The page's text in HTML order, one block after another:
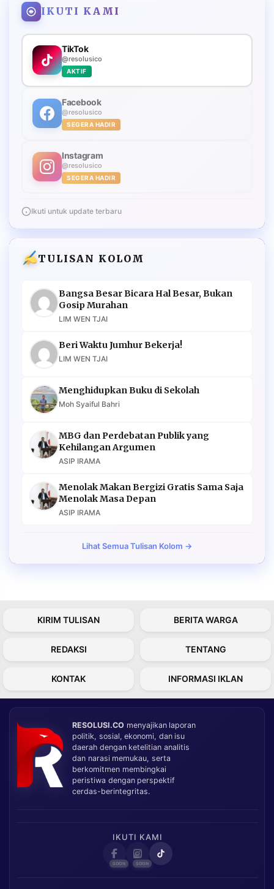
IKUTI KAMI
TikTok
@resolusico
AKTIF
Facebook
@resolusico
SEGERA HADIR
Instagram
@resolusico
SEGERA HADIR
Ikuti untuk update terbaru
TULISAN KOLOM
Bangsa Besar Bicara Hal Besar, Bukan
Gosip Murahan
LIM WEN TJAI
Beri Waktu Jumhur Bekerja!
LIM WEN TJAI
Menghidupkan Buku di Sekolah
Moh Syaiful Bahri
MBG dan Perdebatan Publik yang
Kehilangan Argumen
ASIP IRAMA
Menolak Makan Bergizi Gratis Sama Saja
Menolak Masa Depan
ASIP IRAMA
Lihat Semua Tulisan Kolom →
KIRIM TULISAN BERITA WARGA
REDAKSI TENTANG
KONTAK INFORMASI IKLAN
RESOLUSI.CO menyajikan laporan
politik, sosial, ekonomi, dan isu
daerah dengan ketelitian analitis
dan narasi memukau, serta
berkomitmen membingkai
peristiwa dengan perspektif
cerdas-berintegritas.
IKUTI KAMI